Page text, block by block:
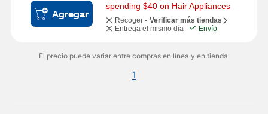
Agregar
spending $40 on Hair Appliances
Recoger - Verificar más tiendas
Entrega el mismo día
Envío
El precio puede variar entre compras en línea y en tienda.
1